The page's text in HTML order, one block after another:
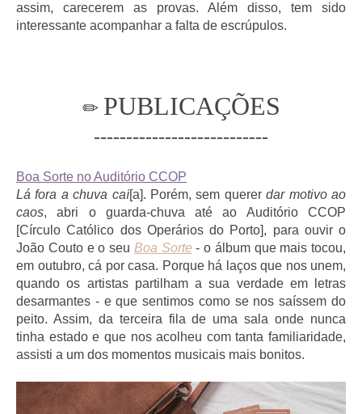
assim, carecerem as provas. Além disso, tem sido
interessante acompanhar a falta de escrúpulos.
✏ PUBLICAÇÕES
---------------------------
Boa Sorte no Auditório CCOP
Lá fora a chuva caí[a]. Porém, sem quererdar motivo ao
caos, abri o guarda-chuva até ao Auditório CCOP
[Círculo Católico dos Operários do Porto], para ouvir o
João Couto e o seu Boa Sorte- o álbum que mais tocou,
em outubro, cá por casa. Porque há laços que nos unem,
quando os artistas partilham a sua verdade em letras
desarmantes - e que sentimos como se nos saíssem do
peito. Assim, da terceira fila de uma sala onde nunca
tinha estado e que nos acolheu com tanta familiaridade,
assisti a um dos momentos musicais mais bonitos.